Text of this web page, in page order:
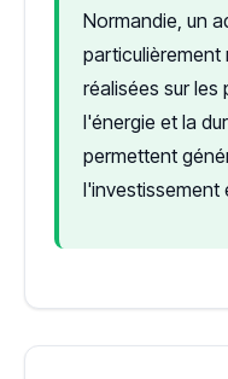
Normandie, un
particulièrement
réalisées sur les
l'énergie et la
permettent
l'investissement